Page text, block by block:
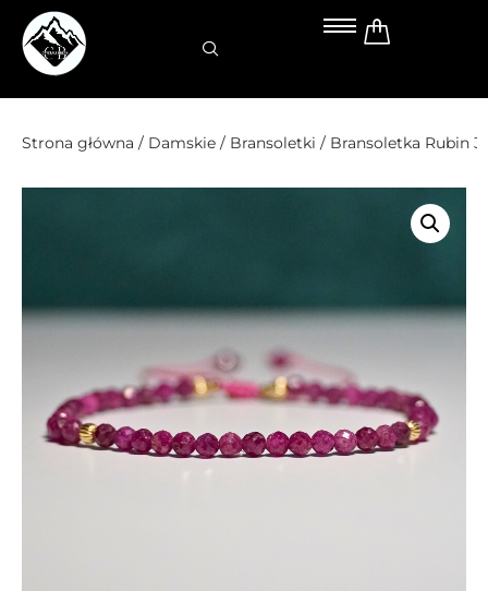
Przejdź
Strona główna / Damskie / Bransoletki / Bransoletka Rubin